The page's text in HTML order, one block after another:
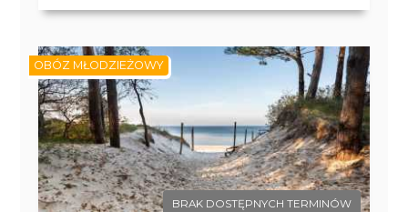
BRAK DOSTĘPNYCH TERMINÓW
OBÓZ MŁODZIEŻOWY